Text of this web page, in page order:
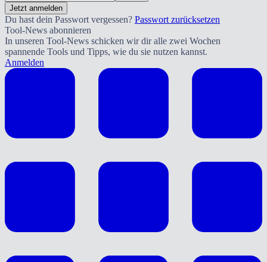
Jetzt anmelden
Du hast dein Passwort vergessen? Passwort zurücksetzen
Tool-News abonnieren
In unseren Tool-News schicken wir dir alle zwei Wochen
spannende Tools und Tipps, wie du sie nutzen kannst.
Anmelden